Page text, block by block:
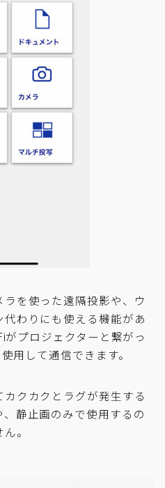
を使った遠隔投影や、ウ
わりにも使える機能があ
がプロジェクターと繋がっ
用して通信できます。
クカクとラグが発生する
静止画のみで使用するの
。